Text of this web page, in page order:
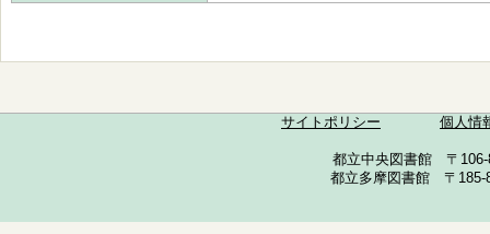
サイトポリシー 個人情
都立中央図書館 〒
都立多摩図書館 〒185-